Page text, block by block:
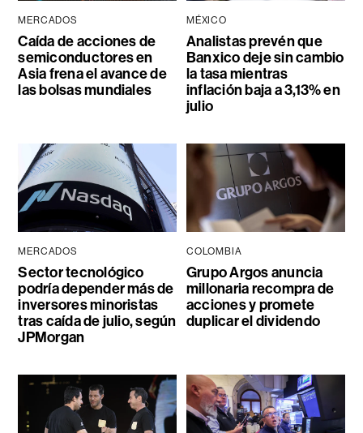
MERCADOS
Caída de acciones de
semiconductores en
Asia frena el avance de
las bolsas mundiales
MÉXICO
Analistas prevén que
Banxico deje sin cambio
la tasa mientras
inflación baja a 3,13% en
julio
MERCADOS
Sector tecnológico
podría depender más de
inversores minoristas
tras caída de julio, según
JPMorgan
COLOMBIA
Grupo Argos anuncia
millonaria recompra de
acciones y promete
duplicar el dividendo